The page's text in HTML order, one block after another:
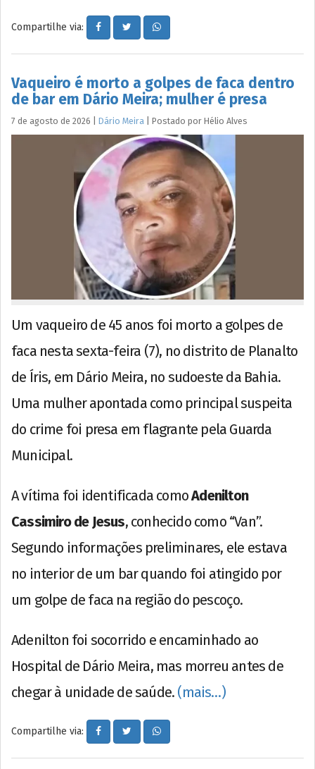
Compartilhe via:
Vaqueiro é morto a golpes de faca dentro
de bar em Dário Meira; mulher é presa
7 de agosto de 2026 Dário Meira Postado por Hélio Alves
Um vaqueiro de 45 anos foi morto a golpes de
faca nesta sexta-feira (7), no distrito de Planalto
de Íris, em Dário Meira, no sudoeste da Bahia.
Uma mulher apontada como principal suspeita
do crime foi presa em flagrante pela Guarda
Municipal.
A vítima foi identificada comoAdenilton
Cassimiro de Jesus, conhecido como “Van”.
Segundo informações preliminares, ele estava
no interior de um bar quando foi atingido por
um golpe de faca na região do pescoço.
Adenilton foi socorrido e encaminhado ao
Hospital de Dário Meira, mas morreu antes de
chegar à unidade de saúde. (mais…)
Compartilhe via: